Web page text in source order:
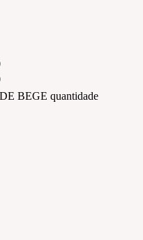
BEGE quantidade